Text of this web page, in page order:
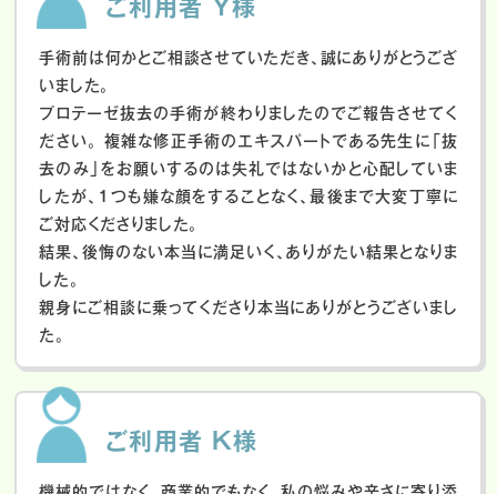
ご利用者 Y様
手術前は何かとご相談させていただき、誠にありがとうござ
いました。
プロテーゼ抜去の手術が終わりましたのでご報告させてく
ださい。
複雑な修正手術のエキスパートである先生に「抜
去のみ」をお願いするのは失礼ではないかと心配していま
したが、１つも嫌な顔をすることなく、最後まで大変丁寧に
ご対応くださりました。
結果、後悔のない本当に満足いく、ありがたい結果となりま
した。
親身にご相談に乗ってくださり本当にありがとうございまし
た。
ご利用者 K様